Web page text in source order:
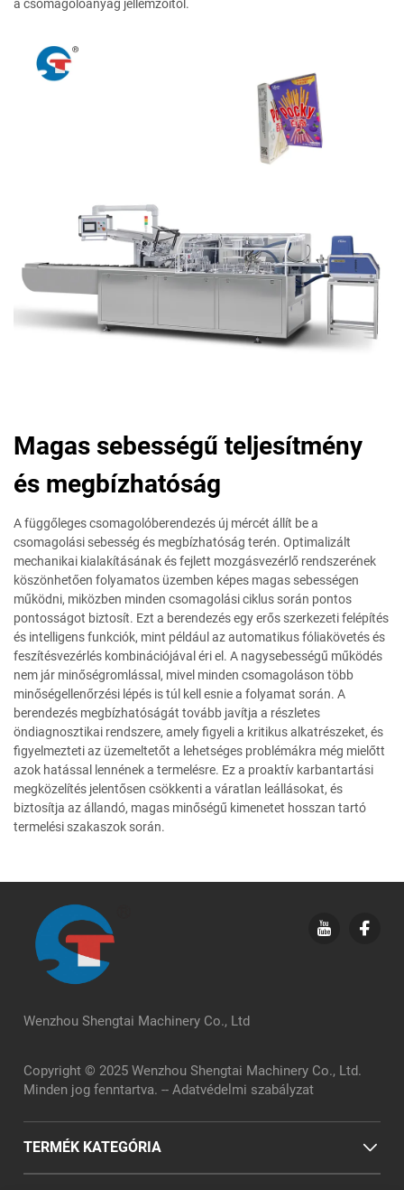
a csomagolóanyag jellemzőitől.
Magas sebességű teljesítmény
és megbízhatóság
A függőleges csomagolóberendezés új mércét állít be a
csomagolási sebesség és megbízhatóság terén. Optimalizált
mechanikai kialakításának és fejlett mozgásvezérlő rendszerének
köszönhetően folyamatos üzemben képes magas sebességen
működni, miközben minden csomagolási ciklus során pontos
pontosságot biztosít. Ezt a berendezés egy erős szerkezeti felépítés
és intelligens funkciók, mint például az automatikus fóliakövetés és
feszítésvezérlés kombinációjával éri el. A nagysebességű működés
nem jár minőségromlással, mivel minden csomagoláson több
minőségellenőrzési lépés is túl kell esnie a folyamat során. A
berendezés megbízhatóságát tovább javítja a részletes
öndiagnosztikai rendszere, amely figyeli a kritikus alkatrészeket, és
figyelmezteti az üzemeltetőt a lehetséges problémákra még mielőtt
azok hatással lennének a termelésre. Ez a proaktív karbantartási
megközelítés jelentősen csökkenti a váratlan leállásokat, és
biztosítja az állandó, magas minőségű kimenetet hosszan tartó
termelési szakaszok során.
Wenzhou Shengtai Machinery Co., Ltd
Copyright © 2025 Wenzhou Shengtai Machinery Co., Ltd.
Minden jog fenntartva. -- Adatvédelmi szabályzat
TERMÉK KATEGÓRIA